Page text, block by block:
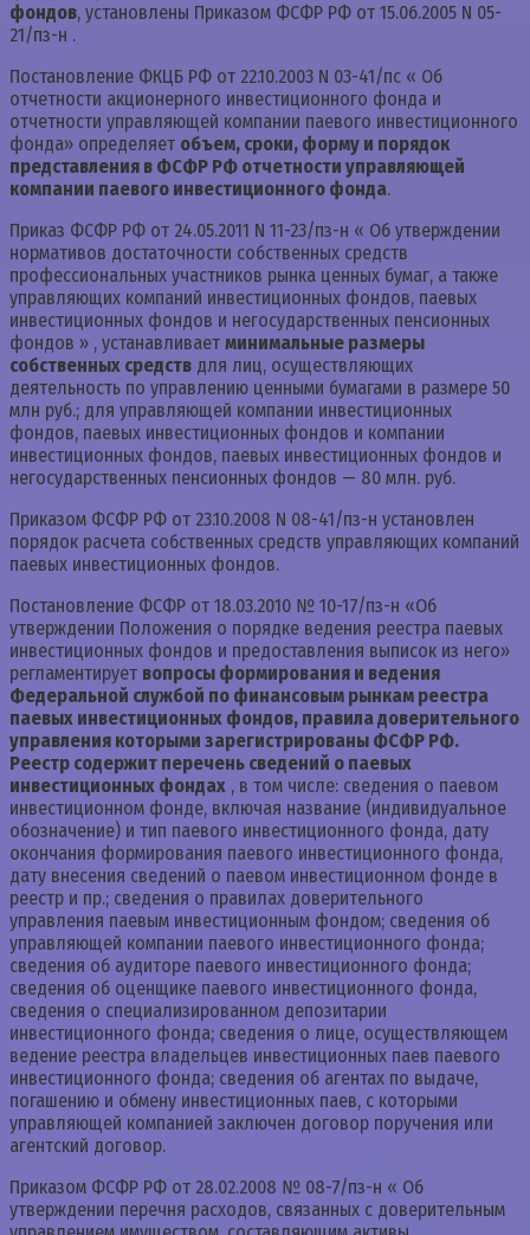
фондов, установлены Приказом ФСФР РФ от 15.06.2005 N 05-
21/пз-н .
Постановление ФКЦБ РФ от 22.10.2003 N 03-41/пс « Об
отчетности акционерного инвестиционного фонда и
отчетности управляющей компании паевого инвестиционного
фонда» определяет объем, сроки, форму и порядок
представления в ФСФР РФ отчетности управляющей
компании паевого инвестиционного фонда.
Приказ ФСФР РФ от 24.05.2011 N 11-23/пз-н « Об утверждении
нормативов достаточности собственных средств
профессиональных участников рынка ценных бумаг, а также
управляющих компаний инвестиционных фондов, паевых
инвестиционных фондов и негосударственных пенсионных
фондов » , устанавливает минимальные размеры
собственных средств для лиц, осуществляющих
деятельность по управлению ценными бумагами в размере 50
млн руб.; для управляющей компании инвестиционных
фондов, паевых инвестиционных фондов и компании
инвестиционных фондов, паевых инвестиционных фондов и
негосударственных пенсионных фондов — 80 млн. руб.
Приказом ФСФР РФ от 23.10.2008 N 08-41/пз-н установлен
порядок расчета собственных средств управляющих компаний
паевых инвестиционных фондов.
Постановление ФСФР от 18.03.2010 № 10-17/пз-н «Об
утверждении Положения о порядке ведения реестра паевых
инвестиционных фондов и предоставления выписок из него»
регламентирует вопросы формирования и ведения
Федеральной службой по финансовым рынкам реестра
паевых инвестиционных фондов, правила доверительного
управления которыми зарегистрированы ФСФР РФ.
Реестр содержит перечень сведений о паевых
инвестиционных фондах , в том числе: сведения о паевом
инвестиционном фонде, включая название (индивидуальное
обозначение) и тип паевого инвестиционного фонда, дату
окончания формирования паевого инвестиционного фонда,
дату внесения сведений о паевом инвестиционном фонде в
реестр и пр.; сведения о правилах доверительного
управления паевым инвестиционным фондом; сведения об
управляющей компании паевого инвестиционного фонда;
сведения об аудиторе паевого инвестиционного фонда;
сведения об оценщике паевого инвестиционного фонда,
сведения о специализированном депозитарии
инвестиционного фонда; сведения о лице, осуществляющем
ведение реестра владельцев инвестиционных паев паевого
инвестиционного фонда; сведения об агентах по выдаче,
погашению и обмену инвестиционных паев, с которыми
управляющей компанией заключен договор поручения или
агентский договор.
Приказом ФСФР РФ от 28.02.2008 № 08-7/пз-н « Об
утверждении перечня расходов, связанных с доверительным